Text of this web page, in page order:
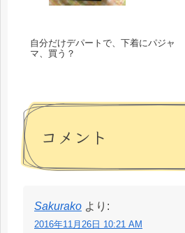
自分だけデパートで、下着にパジャ
マ、買う？
コメント
Sakurako より:
2016年11月26日 10:21 AM